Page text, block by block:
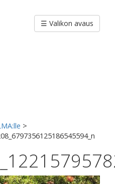
☰ Valikon avaus
>